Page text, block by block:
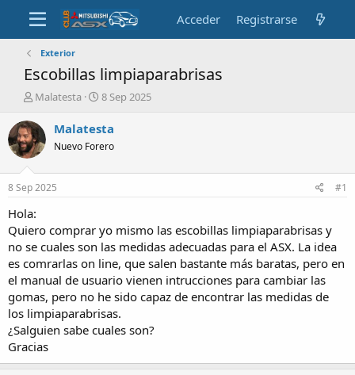
Acceder Registrarse
Exterior
Escobillas limpiaparabrisas
A
t
o
r
Malatesta
F
c
a
c
i
o
8 Sep 2025
Malatesta
Nuevo Forero
8 Sep 2025 #1
Hola:
Quiero comprar yo mismo las escobillas limpiaparabrisas y
no se cuales son las medidas adecuadas para el ASX. La idea
es comrarlas on line, que salen bastante más baratas, pero en
el manual de usuario vienen intrucciones para cambiar las
gomas, pero no he sido capaz de encontrar las medidas de
los limpiaparabrisas.
¿Salguien sabe cuales son?
Gracias